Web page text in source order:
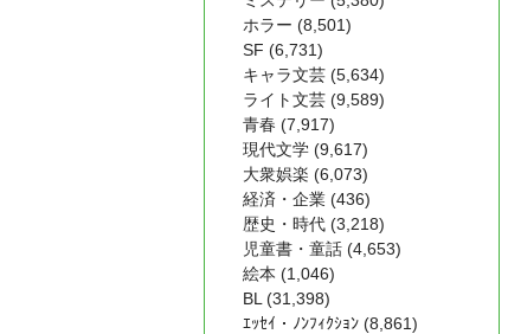
ホラー (8,501)
SF (6,731)
キャラ文芸 (5,634)
ライト文芸 (9,589)
青春 (7,917)
現代文学 (9,617)
大衆娯楽 (6,073)
経済・企業 (436)
歴史・時代 (3,218)
児童書・童話 (4,653)
絵本 (1,046)
BL (31,398)
ｴｯｾｲ・ﾉﾝﾌｨｸｼｮﾝ (8,861)